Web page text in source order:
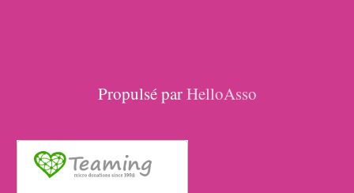
Propulsé parHelloAsso